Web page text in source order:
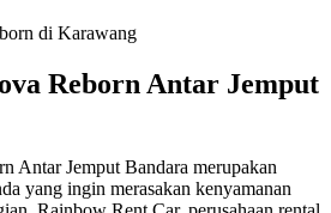
Reborn Antar Jemput
Antar Jemput Bandara merupakan
yang ingin merasakan kenyamanan